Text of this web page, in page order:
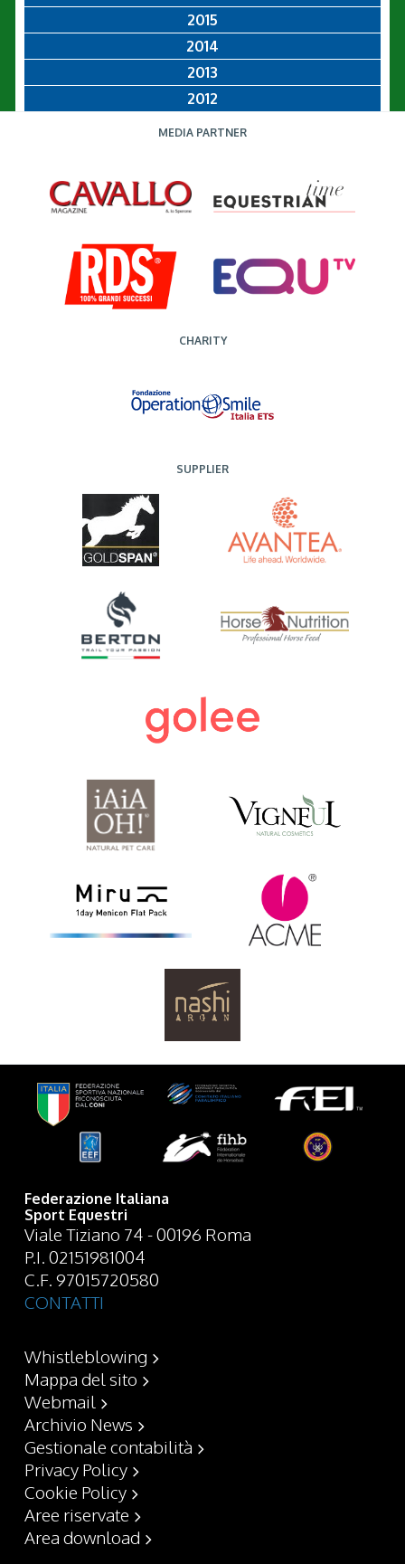
2015
2014
2013
2012
MEDIA PARTNER
CHARITY
SUPPLIER
Federazione Italiana
Sport Equestri
Viale Tiziano 74 - 00196 Roma
P.I. 02151981004
C.F. 97015720580
CONTATTI
Whistleblowing
Mappa del sito
Webmail
Archivio News
Gestionale contabilità
Privacy Policy
Cookie Policy
Aree riservate
Area download